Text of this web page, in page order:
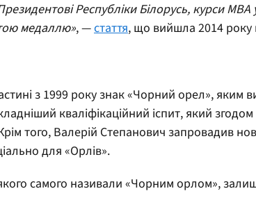
Республіки Білорусь, курси MBA
медаллю», —стаття, що вийшла 2014 року
з 1999 року знак «Чорний орел», яким
кваліфікаційний іспит, який
Крім того, Валерій Степанович запровадив
для «Орлів».
самого називали «Чорним орлом»,